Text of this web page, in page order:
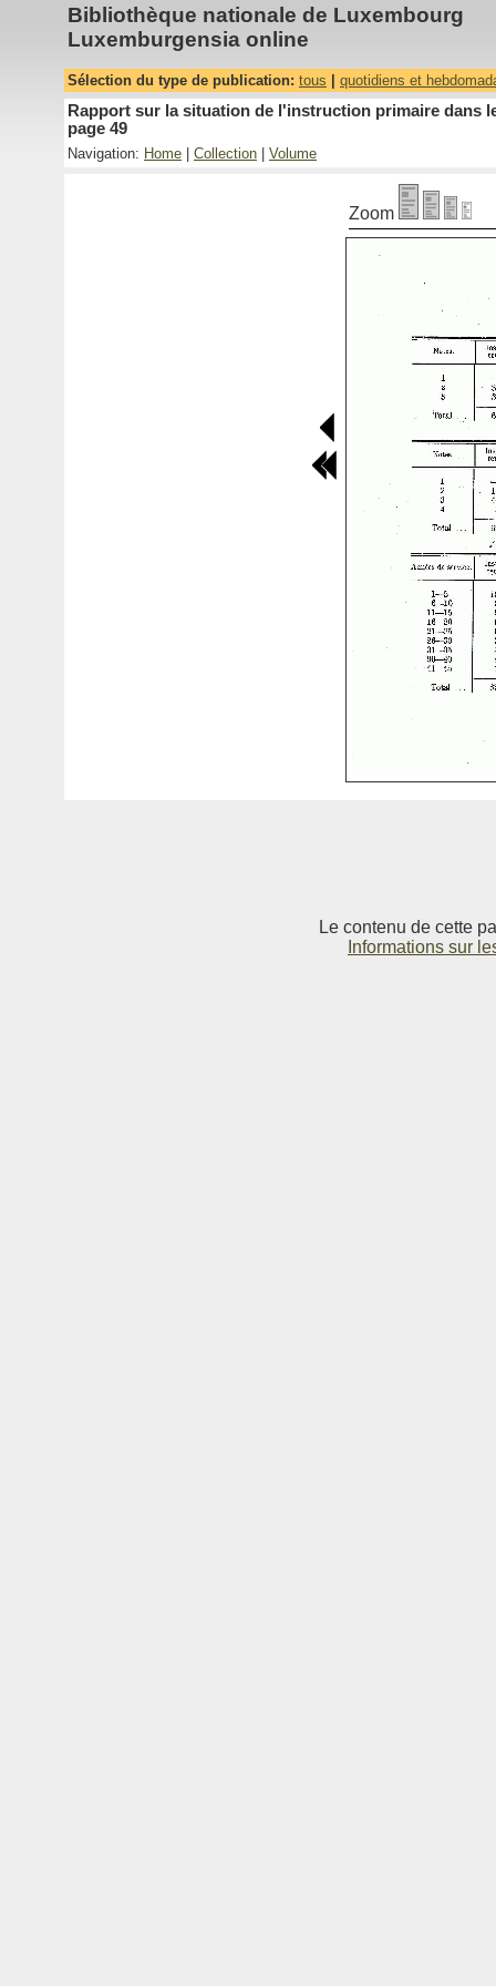
Bibliothèque nationale de Luxembourg
Luxemburgensia online
Sélection du type de publication: tous quotidiens et
Rapport sur la situation de l'instruction primaire dans
page 49
Navigation: Home Collection Volume
Zoom
Le contenu de cette
Informations sur